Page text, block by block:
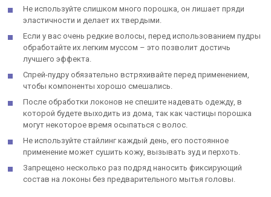
Не используйте слишком много порошка, он лишает пряди
эластичности и делает их твердыми.
Если у вас очень редкие волосы, перед использованием пудры
обработайте их легким муссом – это позволит достичь
лучшего эффекта.
Спрей-пудру обязательно встряхивайте перед применением,
чтобы компоненты хорошо смешались.
После обработки локонов не спешите надевать одежду, в
которой будете выходить из дома, так как частицы порошка
могут некоторое время осыпаться с волос.
Не используйте стайлинг каждый день, его постоянное
применение может сушить кожу, вызывать зуд и перхоть.
Запрещено несколько раз подряд наносить фиксирующий
состав на локоны без предварительного мытья головы.